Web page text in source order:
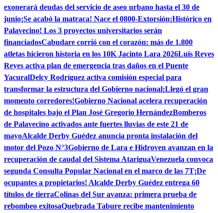
exonerará deudas del servicio de aseo urbano hasta el 30 de
junio¡Se acabó la matraca! Nace el 0800-Extorsión¡Histórico en
Palavecino! Los 3 proyectos universitarios serán
financiadosCabudare corrió con el corazón: más de 1.800
atletas hicieron historia en los 10K Jacinto Lara 2026Luis Reyes
Reyes activa plan de emergencia tras daños en el Puente
YacuralDelcy Rodríguez activa comisión especial para
transformar la estructura del Gobierno nacional¡Llegó el gran
momento corredores!Gobierno Nacional acelera recuperación
de hospitales bajo el Plan José Gregorio HernándezBomberos
de Palavecino activados ante fuertes lluvias de este 21 de
mayoAlcalde Derby Guédez anuncia pronta instalación del
motor del Pozo N°3Gobierno de Lara e Hidroven avanzan en la
recuperación de caudal del Sistema AtariguaVenezuela convoca
segunda Consulta Popular Nacional en el marco de las 7T¡De
ocupantes a propietarios! Alcalde Derby Guédez entrega 60
títulos de tierraColinas del Sur avanza: primera prueba de
rebombeo exitosaQuebrada Tabure recibe mantenimiento